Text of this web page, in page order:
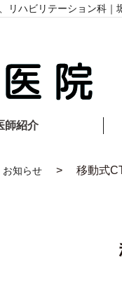
リハビリテーション科｜
師紹介
お知らせ 移動式